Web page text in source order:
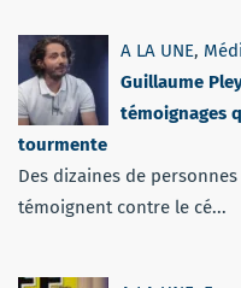
A LA UNE,
Guillaume
témoignages
tourmente
Des dizaines de
témoignent contre le cé...